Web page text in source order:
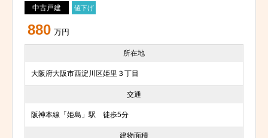
中古戸建 値下げ
880 万円
所在地
大阪府大阪市西淀川区姫里３丁目
交通
阪神本線「姫島」駅 徒歩5分
建物面積